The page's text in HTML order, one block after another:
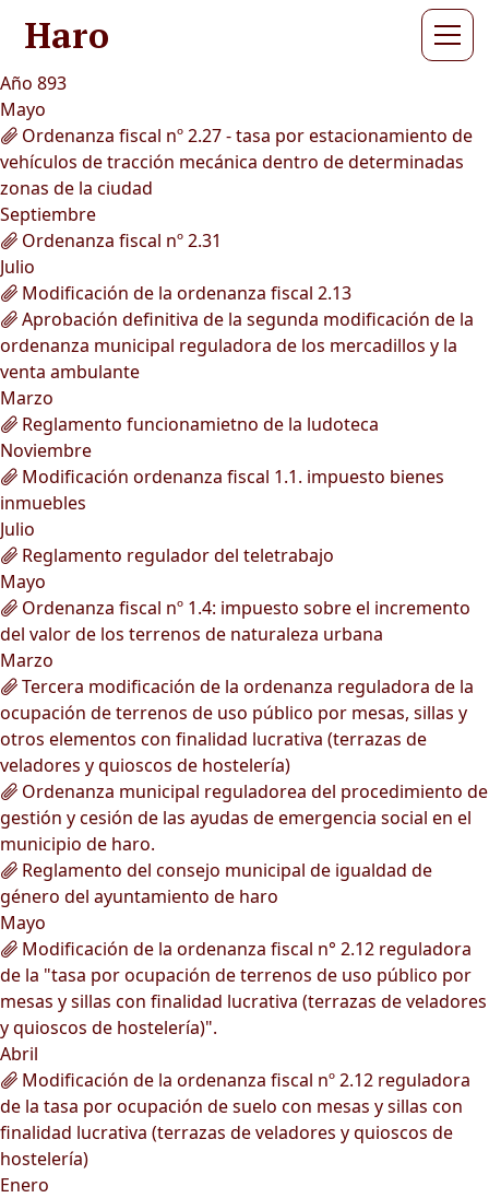
Haro
Año 893
Mayo
Ordenanza fiscal nº 2.27 - tasa por estacionamiento de
vehículos de tracción mecánica dentro de determinadas
zonas de la ciudad
Septiembre
Ordenanza fiscal nº 2.31
Julio
Modificación de la ordenanza fiscal 2.13
Aprobación definitiva de la segunda modificación de la
ordenanza municipal reguladora de los mercadillos y la
venta ambulante
Marzo
Reglamento funcionamietno de la ludoteca
Noviembre
Modificación ordenanza fiscal 1.1. impuesto bienes
inmuebles
Julio
Reglamento regulador del teletrabajo
Mayo
Ordenanza fiscal nº 1.4: impuesto sobre el incremento
del valor de los terrenos de naturaleza urbana
Marzo
Tercera modificación de la ordenanza reguladora de la
ocupación de terrenos de uso público por mesas, sillas y
otros elementos con finalidad lucrativa (terrazas de
veladores y quioscos de hostelería)
Ordenanza municipal reguladorea del procedimiento de
gestión y cesión de las ayudas de emergencia social en el
municipio de haro.
Reglamento del consejo municipal de igualdad de
género del ayuntamiento de haro
Mayo
Modificación de la ordenanza fiscal n° 2.12 reguladora
de la "tasa por ocupación de terrenos de uso público por
mesas y sillas con finalidad lucrativa (terrazas de veladores
y quioscos de hostelería)".
Abril
Modificación de la ordenanza fiscal nº 2.12 reguladora
de la tasa por ocupación de suelo con mesas y sillas con
finalidad lucrativa (terrazas de veladores y quioscos de
hostelería)
Enero